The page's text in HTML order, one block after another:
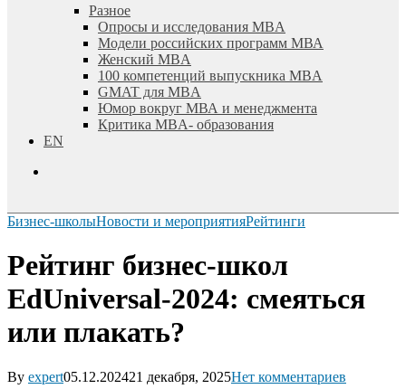
Разное
Опросы и исследования MBA
Модели российских программ МВА
Женский MBA
100 компетенций выпускника MBA
GMAT для MBA
Юмор вокруг МВА и менеджмента
Критика MBA- образования
EN
Бизнес-школыНовости и мероприятияРейтинги
Рейтинг бизнес-школ
EdUniversal-2024: смеяться
или плакать?
By expert05.12.202421 декабря, 2025Нет комментариев